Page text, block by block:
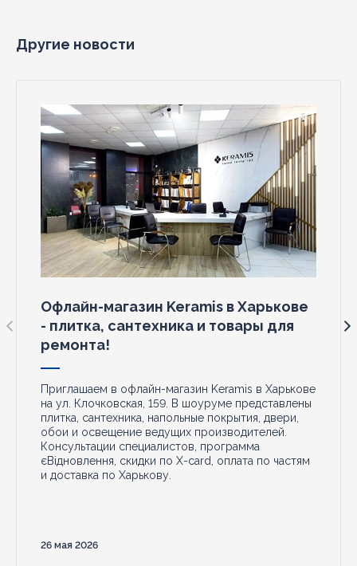
Другие новости
Офлайн-магазин Keramis в Харькове
- плитка, сантехника и товары для
ремонта!
Приглашаем в офлайн-магазин Keramis в Харькове
на ул. Клочковская, 159. В шоуруме представлены
плитка, сантехника, напольные покрытия, двери,
обои и освещение ведущих производителей.
Консультации специалистов, программа
єВідновлення, скидки по X-card, оплата по частям
и доставка по Харькову.
26 мая 2026